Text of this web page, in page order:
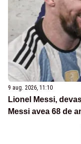
9 aug. 2026, 11:10
Lionel Messi,
Messi avea 68 de